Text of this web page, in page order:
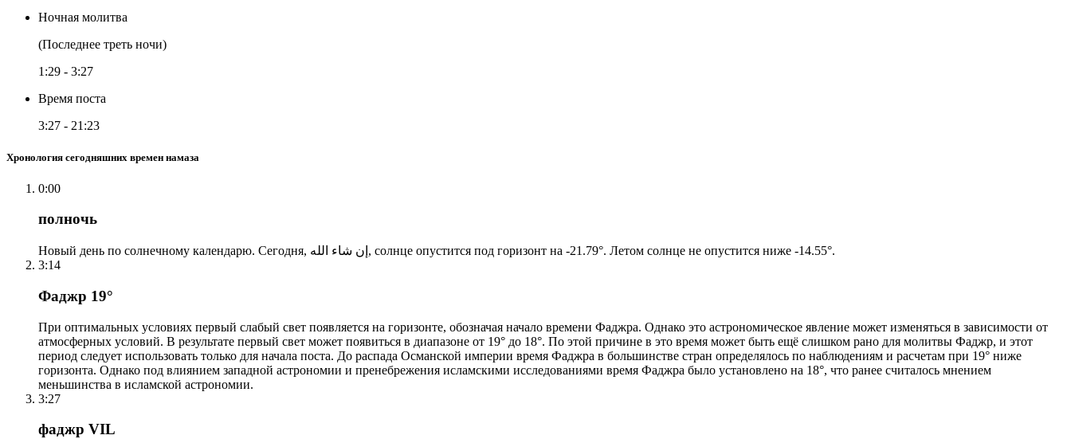
Ночная молитва
(Последнее треть ночи)
1:29 - 3:27
Время поста
3:27 - 21:23
Хронология сегодняшних времен намаза
0:00
полночь
Новый день по солнечному календарю. Сегодня, إن شاء الله, солнце опустится под горизонт на -21.79°. Летом солнце не опустится ниже -14.55°.
3:14
Фаджр 19°
При оптимальных условиях первый слабый свет появляется на горизонте, обозначая начало времени Фаджра. Однако это астрономическое явление может изменяться в зависимости от
атмосферных условий. В результате первый свет может появиться в диапазоне от 19° до 18°. По этой причине в это время может быть ещё слишком рано для молитвы Фаджр, и этот
период следует использовать только для начала поста. До распада Османской империи время Фаджра в большинстве стран определялось по наблюдениям и расчетам при 19° ниже
горизонта. Однако под влиянием западной астрономии и пренебрежения исламскими исследованиями время Фаджра было установлено на 18°, что ранее считалось мнением
меньшинства в исламской астрономии.
3:27
фаджр VIL